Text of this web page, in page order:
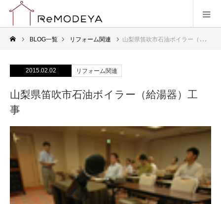
BLOG一覧 リフォーム関連 山梨県笛吹市石油ボイラー（給湯器）工事
2015.02.02 リフォーム関連
山梨県笛吹市石油ボイラー（給湯器）工
事